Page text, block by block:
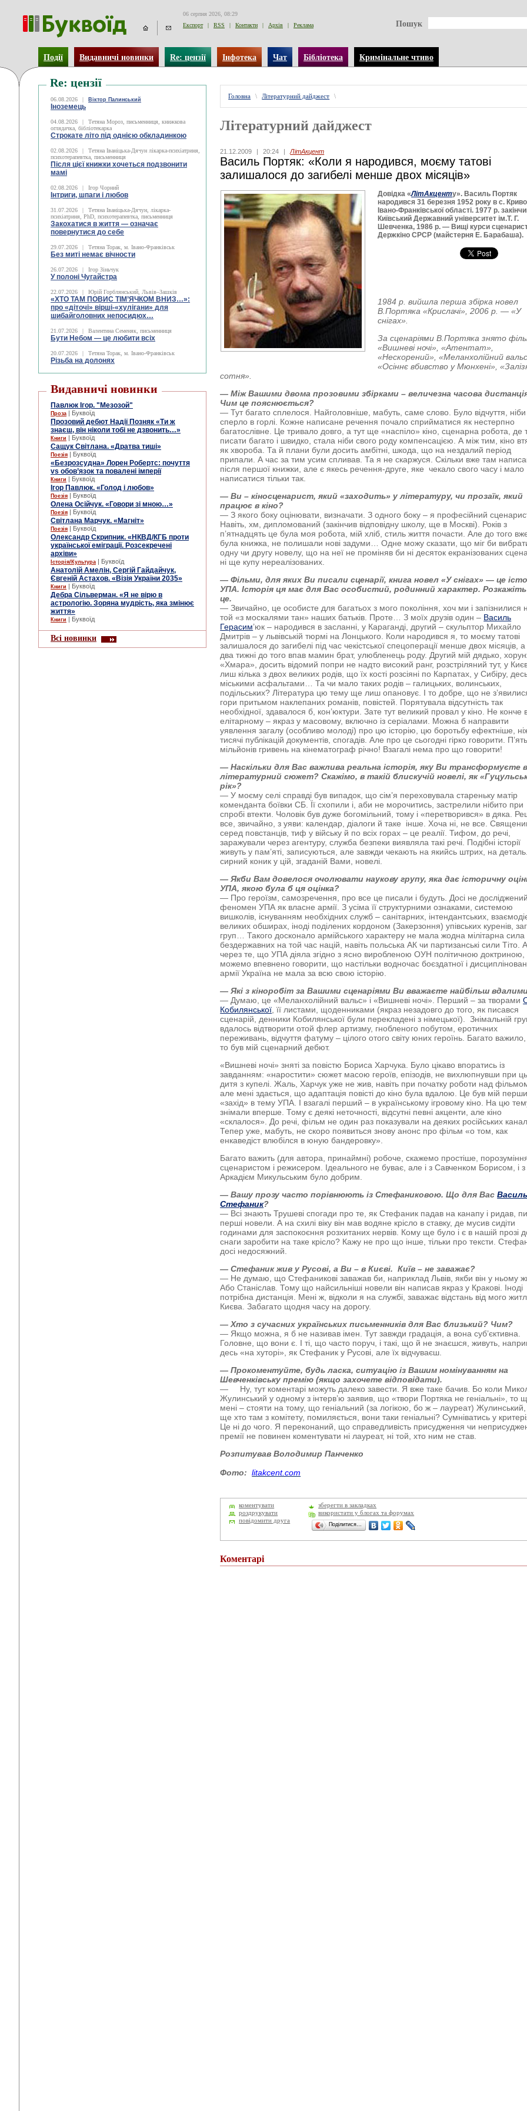
06 серпня 2026, 08:29
Експорт
| RSS | Контакти | Архів | Реклама Пошук
Події Видавничі новинки Re: цензії Інфотека Чат Бібліотека Кримінальне чтиво
Re: цензії
06.08.2026 | Віктор Палинський
Іноземець
04.08.2026 |
Тетяна Мороз, письменниця, книжкова
оглядачка, бібліотекарка
Строкате літо під однією обкладинкою
02.08.2026 |
Тетяна Іваніцька-Дячун лікарка-психіатриня,
психотерапевтка, письменниця
Після цієї книжки хочеться подзвонити
мамі
02.08.2026 | Ігор Чорний
Інтриги, шпаги і любов
31.07.2026 |
Тетяна Іваніцька-Дячун, лікарка-
психіатриня, PhD, психотерапевтка, письменниця
Закохатися в життя — означає
повернутися до себе
29.07.2026 | Тетяна Торак, м. Івано-Франківськ
Без миті немає вічности
26.07.2026 | Ігор Зіньчук
У полоні Чугайстра
22.07.2026 | Юрій Горблянський, Львів–Зашків
«ХТО ТАМ ПОВИС ТІМ’ЯЧКОМ ВНИЗ…»:
про «діточі» вірші-«хулігани» для
шибайголовних непосидюх…
21.07.2026 | Валентина Семеняк, письменниця
Бути Небом ― це любити всіх
20.07.2026 | Тетяна Торак, м. Івано-Франківськ
Різьба на долонях
Видавничі новинки
Павлюк Ігор. "Мезозой"
Проза | Буквоїд
Прозовий дебют Надії Позняк «Ти ж
знаєш, він ніколи тобі не дзвонить…»
Книги | Буквоїд
Сащук Світлана. «Дратва тиші»
Поезія | Буквоїд
«Безрозсудна» Лорен Робертс: почуття
vs обов’язок та повалені імперії
Книги | Буквоїд
Ігор Павлюк. «Голод і любов»
Поезія | Буквоїд
Олена Осійчук. «Говори зі мною…»
Поезія | Буквоїд
Світлана Марчук. «Магніт»
Поезія | Буквоїд
Олександр Скрипник. «НКВД/КГБ проти
української еміграції. Розсекречені
архіви»
Історія/Культура | Буквоїд
Анатолій Амелін, Сергій Гайдайчук,
Євгеній Астахов. «Візія України 2035»
Книги | Буквоїд
Дебра Сільверман. «Я не вірю в
астрологію. Зоряна мудрість, яка змінює
життя»
Книги | Буквоїд
Всі новинки
Головна \ Літературний дайджест \
Літературний дайджест
21.12.2009 | 20:24 | ЛітАкцент
Василь Портяк: «Коли я народився, моєму татові
залишалося до загибелі менше двох місяців»
Довідка «ЛітАкценту». Василь Портяк
народився 31 березня 1952 року в с.
Івано-Франківської області. 1977 р.
Київський Державний університет ім.Т. Г.
Шевченка, 1986 р. — Вищі курси
Держкіно СРСР (майстерня Е. Барабаша).
1984 р. вийшла перша збірка новел
В.Портяка «Крислачі», 2006 р. — «У
снігах».
За сценаріями В.Портяка знято
«Вишневі ночі», «Атентат»,
«Нескорений», «Меланхолійний
«Осіннє вбивство у Мюнхені»,
сотня».
— Між Вашими двома прозовими збірками – величезна часова
Чим це пояснюється?
— Тут багато сплелося. Найголовніше, мабуть, саме слово. Було відчуття, ніби
сперло в горлі. Кожне написане речення почало сприйматися як нестерпно
багатослівне. Це тривало довго, а тут ще «наспіло» кіно, сценарна робота, де
писати багато і швидко, стала ніби свого роду компенсацією. А між тим, кіно
як хвороба. Та й плани були досить амбітні, шкода, що на нездалий період
припали. А час за тим усим спливав. Та я не скаржуся. Скільки вже там
після першої книжки, але є якесь речення-друге, яке чекало свого часу і мало
написатися тільки так.
— Ви – кіносценарист, який «заходить» у літературу, чи прозаїк, який
працює в кіно?
— З якого боку оцінювати, визначати. З одного боку – я професійний
Навіть, хм, дипломований (закінчив відповідну школу, ще в Москві). Років з
п’ятнадцять це була моя робота, мій хліб, стиль життя почасти. Але до того
була книжка, не полишали нові задуми… Одне можу сказати, що міг би
одну чи другу новелу, що на неї не проміняв би ні десяток екранізованих
ні ще купу нереалізованих.
— Фільми, для яких Ви писали сценарії, книга новел «У снігах» — це
УПА. Історія ця має для Вас особистий, родинний характер.
це.
— Звичайно, це особисте для багатьох з мого покоління, хоч ми і запізнилися
той «з москалями тан» наших батьків. Проте… З моїх друзів один – Василь
Герасим’юк – народився в засланні, у Караганді, другий – скульптор Михайло
Дмитрів – у львівській тюрмі на Лонцького. Коли народився я, то моєму татові
залишалося до загибелі під час чекістської спецоперації менше двох місяців, а
два тижні до того впав мамин брат, улюбленець роду. Другий мій дядько,
«Хмара», досить відомий попри не надто високий ранг, розстріляний тут, у
лиш кілька з двох великих родів, що їх кості розсіяні по Карпатах, у Сибіру,
міськими асфальтами… Та чи мало таких родів – галицьких, волинських,
подільських? Література цю тему ще лиш опановує. І то добре, що не
гори притьмом наклепаних романів, повістей. Порятувала відсутність так
необхідної, здавалося б, кон’юктури. Зате тут великий провал у кіно. Не конче
елітарному – якраз у масовому, включно із серіалами. Можна б направити
уявлення загалу (особливо молоді) про цю історію, цю боротьбу ефектніше,
тисячі публікацій документів, спогадів. Але про це сьогодні гірко говорити. П’ять
мільйонів гривень на кінематограф річно! Взагалі нема про що говорити!
— Наскільки для Вас важлива реальна історія, яку Ви трансформуєте в
літературний сюжет? Скажімо, в такій блискучій новелі, як
рік»?
— У моєму селі справді був випадок, що сім’я переховувала стареньку матір
коменданта боївки СБ. Її схопили і, аби не морочитись, застрелили нібито при
спробі втекти. Чоловік був дуже богомільний, тому і «перетворився» в дяка.
все, звичайно, з уяви: календар, діалоги й таке інше. Хоча ні, не все.
серед повстанців, тиф у війську й по всіх горах – це реалії. Тифом, до речі,
заражували через агентуру, служба безпеки виявляла такі речі. Подібні історії
живуть у пам’яті, записуються, але завжди чекають на якийсь штрих, на
сирний коник у цій, згаданій Вами, новелі.
— Якби Вам довелося очолювати наукову групу, яка дає історичну
УПА, якою була б ця оцінка?
— Про героїзм, самозречення, про все це писали і будуть. Досі не досліджений
феномен УПА як власне армії. З усіма її структурними ознаками, системою
вишколів, існуванням необхідних служб – санітарних, інтендантських,
великих обширах, іноді поділених кордоном (Закерзоння) упівських куренів,
груп… Такого досконало армійського характеру не мала жодна мілітарна сила
бездержавних на той час націй, навіть польська АК чи партизанські сили Тіто. А
через те, що УПА діяла згідно з ясно виробленою ОУН політичною доктриною,
можемо впевнено говорити, що настільки водночас боєздатної і
армії Україна не мала за всю свою історію.
— Які з кіноробіт за Вашими сценаріями Ви вважаєте найбільш
— Думаю, це «Меланхолійний вальс» і «Вишневі ночі». Перший – за творами
Кобилянської , її листами, щоденниками (якраз незадовго до того, як писався
сценарій, денники Кобилянської були перекладені з німецької). Знімальній
вдалось відтворити отой флер артизму, гнобленого побутом, еротичних
переживань, відчуття фатуму – цілого отого світу юних героїнь. Багато
то був мій сценарний дебют.
«Вишневі ночі» зняті за повістю Бориса Харчука. Було цікаво впоратись із
завданням: «наростити» сюжет масою героїв, епізодів, не вихлюпнувши при
дитя з купелі. Жаль, Харчук уже не жив, навіть при початку роботи над
але мені здається, що адаптація повісті до кіно була вдалою. Це був мій
«захід» в тему УПА. І взагалі перший – в українському ігровому кіно. На цю
знімали вперше. Тому є деякі неточності, відсутні певні акценти, але кіно
«склалося». До речі, фільм не один раз показували на деяких російських
Тепер уже, мабуть, не скоро появиться знову анонс про фільм «о том, как
енкаведіст влюбілся в юную бандеровку».
Багато важить (для автора, принаймні) робоче, скажемо простіше,
сценаристом і режисером. Ідеального не буває, але і з Савченком Борисом, і з
Аркадієм Микульським було добрим.
— Вашу прозу часто порівнюють із Стефаниковою. Що для ВасВасиль
Стефаник?
— Всі знають Трушеві спогади про те, як Стефаник падав на канапу і ридав,
перші новели. А на схилі віку він мав водяне крісло в ставку, де мусив сидіти
годинами для заспокоєння розхитаних нервів. Кому ще було і є в нашій прозі
снаги заробити на таке крісло? Кажу не про що інше, тільки про тексти.
досі недосяжний.
— Стефаник жив у Русові, а Ви – в Києві. Київ – не заважає?
— Не думаю, що Стефаникові заважав би, наприклад Львів, якби він у ньому
Або Станіслав. Тому що найсильніші новели він написав якраз у Кракові. Іноді
потрібна дистанція. Мені ж, відколи я на службі, заважає відстань від мого
Києва. Забагато щодня часу на дорогу.
— Хто з сучасних українських письменників для Вас близький? Чим?
— Якщо можна, я б не називав імен. Тут завжди градація, а вона суб’єктивна.
Головне, що вони є. І ті, що часто поруч, і такі, що й не знаєшся, живуть,
десь «на хуторі», як Стефаник у Русові, але їх відчуваєш.
— Прокоментуйте, будь ласка, ситуацію із Вашим номінуванням на
Шевченківську премію (якщо захочете відповідати).
— Ну, тут коментарі можуть далеко завести. Я вже таке бачив. Бо коли
Жулинський у одному з інтерв’ю заявив, що «твори Портяка не геніальні», то
мені – стояти на тому, що геніальний (за логікою, бо ж – лауреат) Жулинський,
ще хто там з комітету, помиляється, вони таки геніальні? Сумніватись у
Це ні до чого. Я переконаний, що справедливість присудження чи
премії не повинен коментувати ні лауреат, ні той, хто ним не став.
Розпитував Володимир Панченко
Фото: litakcent.com
коментувати
зберегти в закладках
роздрукувати
використати у блогах та форумах
повідомити друга
Поділитися…
Коментарі